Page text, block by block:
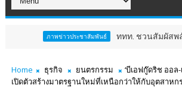
ภาพข่าวประชาสัมพันธ์ ททท. ชวนสัมผัสพลังแห่งศรัท
Home ธุรกิจ ยนตรกรรม
‘บีเอฟกู๊ดริช ออล-
เปิดตัวสร้างมาตรฐานใหม่ที่เหนือกว่าให้กับอุตสาห